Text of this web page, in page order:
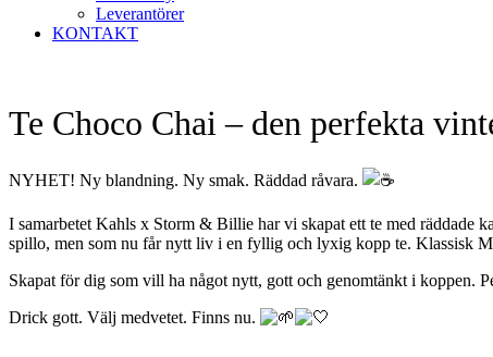
Leverantörer
KONTAKT
Te Choco Chai – den perfekta
NYHET! Ny blandning. Ny smak. Räddad råvara.
I samarbetet Kahls x Storm & Billie har vi skapat ett te med
spillo, men som nu får nytt liv i en fyllig och lyxig kopp te. Klassisk
Skapat för dig som vill ha något nytt, gott och genomtänkt i koppen.
Drick gott. Välj medvetet. Finns nu.